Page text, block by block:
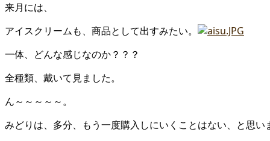
来月には、
アイスクリームも、商品として出すみたい。
一体、どんな感じなのか？？？
全種類、戴いて見ました。
ん～～～～～。
みどりは、多分、もう一度購入しにいくことはない、と思い